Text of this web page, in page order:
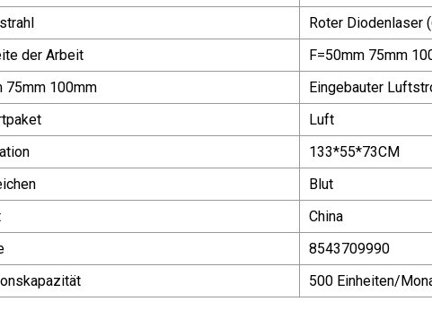
Roter Diodenlaser
der Arbeit
F=50mm 75mm
75mm 100mm
Eingebauter
Luft
133*55*73CM
Blut
China
8543709990
500 Einheiten/